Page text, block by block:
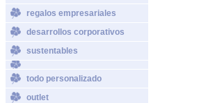
regalos empresariales
desarrollos corporativos
sustentables
todo personalizado
outlet